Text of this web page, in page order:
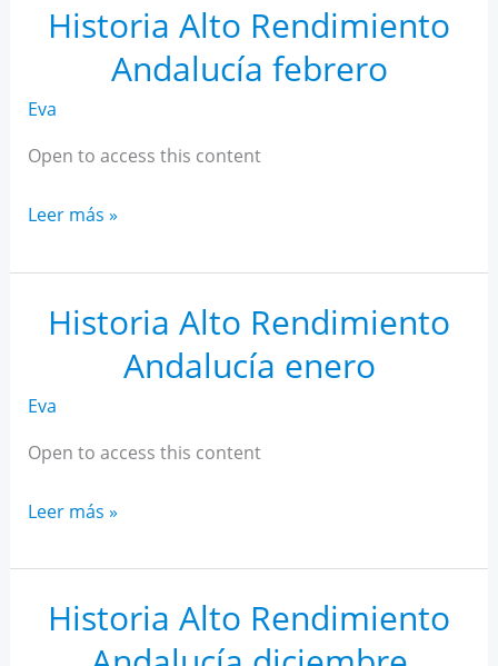
Andalucía
marzo
Historia Alto Rendimiento
Andalucía febrero
Eva
Open to access this content
Historia
Rendimiento
Andalucía
febrero
Leer más »
Historia Alto Rendimiento
Andalucía enero
Eva
Open to access this content
Historia
Rendimiento
Andalucía
enero
Leer más »
Historia Alto Rendimiento